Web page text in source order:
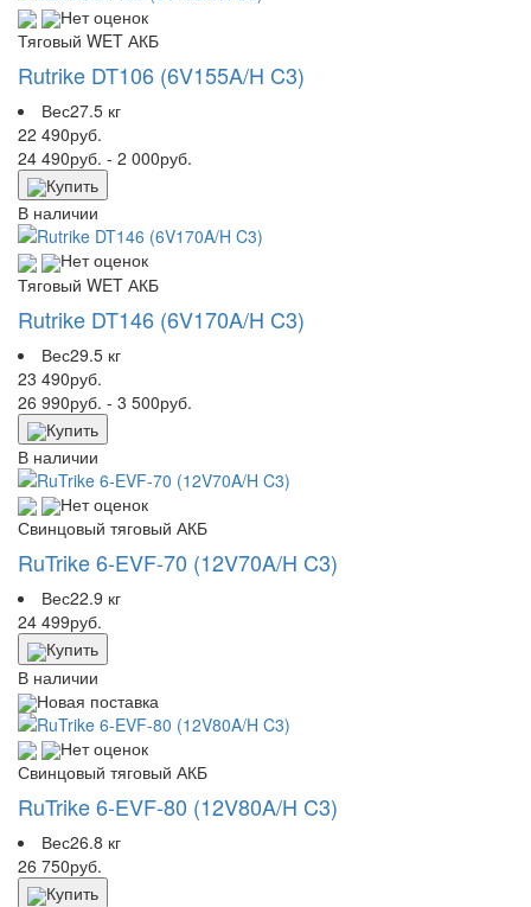
Нет оценок
Тяговый WET АКБ
Rutrike DT106 (6V155A/H C3)
Вес27.5 кг
22 490руб.
24 490руб. - 2 000руб.
Купить
В наличии
Нет оценок
Тяговый WET АКБ
Rutrike DT146 (6V170A/H C3)
Вес29.5 кг
23 490руб.
26 990руб. - 3 500руб.
Купить
В наличии
Нет оценок
Свинцовый тяговый АКБ
RuTrike 6-EVF-70 (12V70A/H C3)
Вес22.9 кг
24 499руб.
Купить
В наличии
Новая поставка
Нет оценок
Свинцовый тяговый АКБ
RuTrike 6-EVF-80 (12V80A/H C3)
Вес26.8 кг
26 750руб.
Купить